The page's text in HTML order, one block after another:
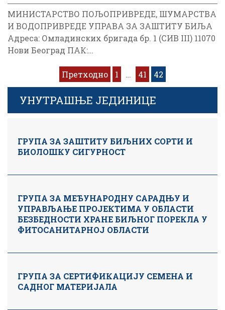
МИНИСТАРСТВО ПОЉОПРИВРЕДЕ, ШУМАРСТВА
И ВОДОПРИВРЕДЕ УПРАВА ЗА ЗАШТИТУ БИЉА
Адреса: Омладинских бригада бр. 1 (СИВ III) 11070
Нови Београд ПАК:…
Кретање
чланака
Претходно 1 … 41 42
УНУТРАШЊЕ ЈЕДИНИЦЕ
ГРУПА ЗА ЗАШТИТУ БИЉНИХ СОРТИ И
БИОЛОШКУ СИГУРНОСТ
ГРУПА ЗА МЕЂУНАРОДНУ САРАДЊУ И
УПРАВЉАЊЕ ПРОЈЕКТИМА У ОБЛАСТИ
БЕЗБЕДНОСТИ ХРАНЕ БИЉНОГ ПОРЕКЛА У
ФИТОСАНИТАРНОЈ ОБЛАСТИ
ГРУПА ЗА СЕРТИФИКАЦИЈУ СЕМЕНА И
САДНОГ МАТЕРИЈАЛА